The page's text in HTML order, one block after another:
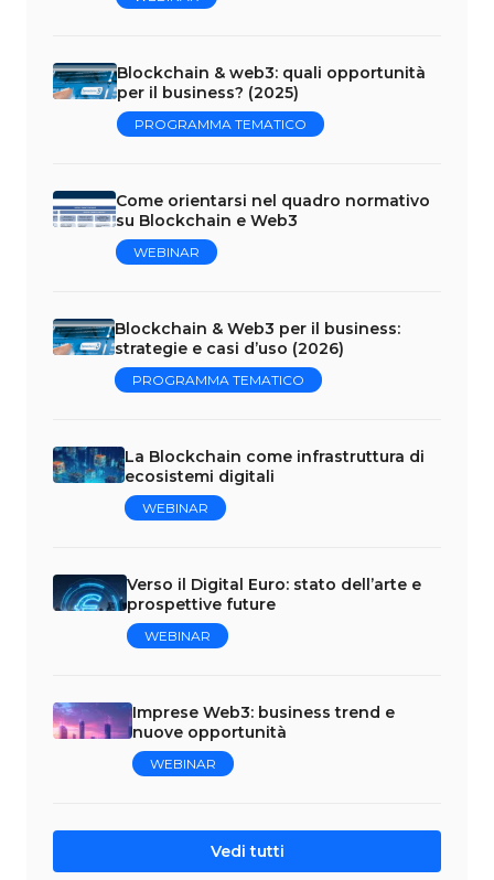
Blockchain & web3: quali opportunità
per il business? (2025)
PROGRAMMA TEMATICO
Come orientarsi nel quadro normativo
su Blockchain e Web3
WEBINAR
Blockchain & Web3 per il business:
strategie e casi d’uso (2026)
PROGRAMMA TEMATICO
La Blockchain come infrastruttura di
ecosistemi digitali
WEBINAR
Verso il Digital Euro: stato dell’arte e
prospettive future
WEBINAR
Imprese Web3: business trend e
nuove opportunità
WEBINAR
Vedi tutti